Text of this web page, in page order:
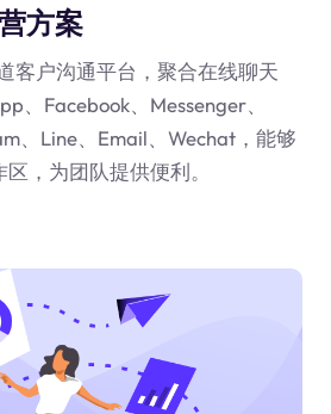
方案
客户沟通平台，聚合在线聊天
、Facebook、Messenger、
、Line、Email、Wechat，能够
，为团队提供便利。